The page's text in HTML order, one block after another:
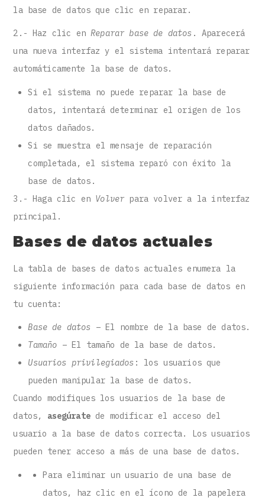
la base de datos que clic en reparar.
2.- Haz clic enReparar base de datos . Aparecerá
una nueva interfaz y el sistema intentará reparar
automáticamente la base de datos.
Si el sistema no puede reparar la base de
datos, intentará determinar el origen de los
datos dañados.
Si se muestra el mensaje de reparación
completada, el sistema reparó con éxito la
base de datos.
3.- Haga clic en Volver para volver a la interfaz
principal.
Bases de datos actuales
La tabla de bases de datos actuales enumera la
siguiente información para cada base de datos en
tu cuenta:
Base de datos – El nombre de la base de datos.
Tamaño – El tamaño de la base de datos.
Usuarios privilegiados : los usuarios que
pueden manipular la base de datos.
Cuando modifiques los usuarios de la base de
datos, asegúratede modificar el acceso del
usuario a la base de datos correcta. Los usuarios
pueden tener acceso a más de una base de datos.
Para eliminar un usuario de una base de
datos, haz clic en el ícono de la papelera